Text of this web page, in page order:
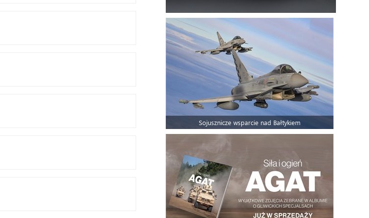
Sojusznicze wsparcie nad Bałtykiem